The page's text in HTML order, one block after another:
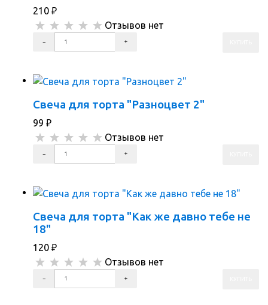
210 ₽
Отзывов нет
Свеча для торта "Разноцвет 2"
99 ₽
Отзывов нет
Свеча для торта "Как же давно тебе не
18"
120 ₽
Отзывов нет